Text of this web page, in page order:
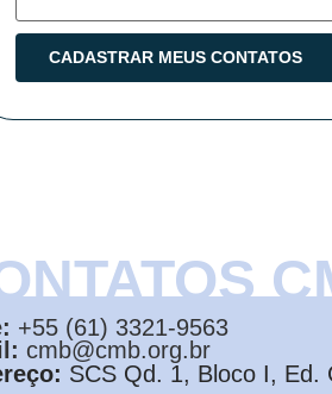
+55 (61) 3321-9563
cmb@cmb.org.br
SCS Qd. 1, Bloco I, Ed.